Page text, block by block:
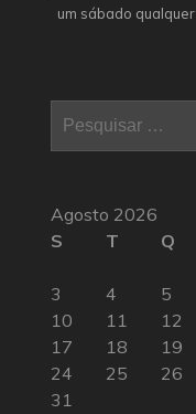
um sábado qualquer
Pesquisar
Agosto 2026
S
T Q
3
4 5
10
11 12
17
18 19
24
25 26
31